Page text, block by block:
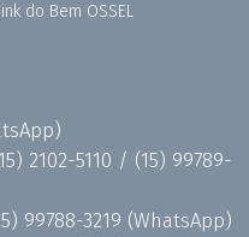
do Bem OSSEL
2102-5110 / (15) 99789-
99788-3219 (WhatsApp)